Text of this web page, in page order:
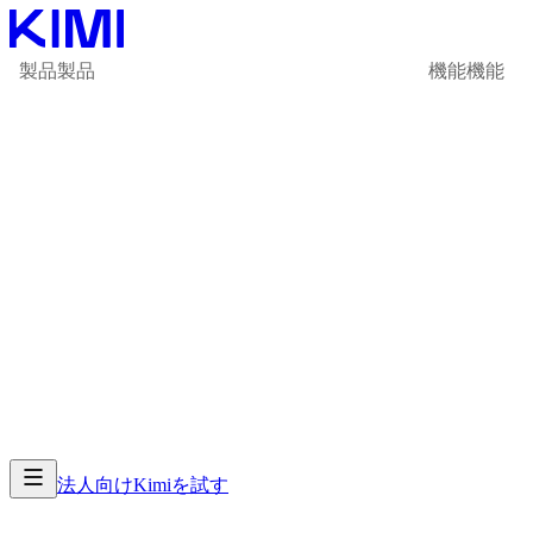
製品製品 機能機能
法人向けKimiを試す